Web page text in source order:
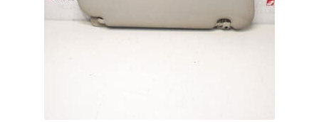
Politique de confidentialité